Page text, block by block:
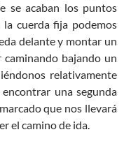
se acaban los puntos
cuerda fija podemos
delante y montar un
caminando bajando un
relativamente
una segunda
que nos llevará
el camino de ida.